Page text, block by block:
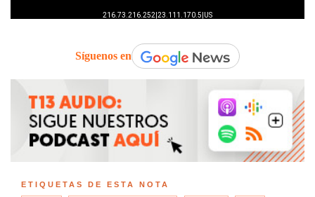
Síguenos en
ETIQUETAS DE ESTA NOTA